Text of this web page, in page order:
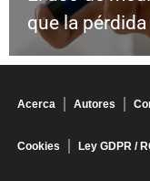
que la
Acerca Autores
Cookies Ley GDPR /